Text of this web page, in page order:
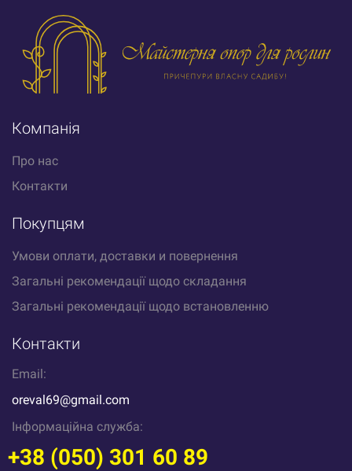
Компанія
Про нас
Контакти
Покупцям
Умови оплати, доставки и повернення
Загальні рекомендації щодо складання
Загальні рекомендації щодо встановленню
Контакти
Email:
oreval69@gmail.com
Інформаційна служба:
+38 (050) 301 60 89